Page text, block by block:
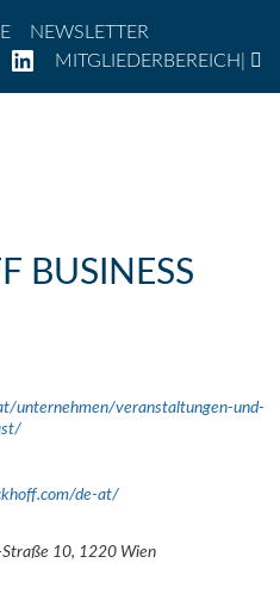
NEWSLETTER
LINKEDIN
MITGLIEDERBEREICH
BUSINESS
unternehmen/veranstaltungen-und-
de-at/
Straße 10, 1220 Wien